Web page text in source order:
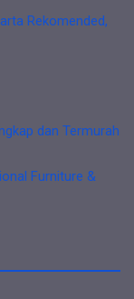
Rekomended,
dan Termurah
Furniture &